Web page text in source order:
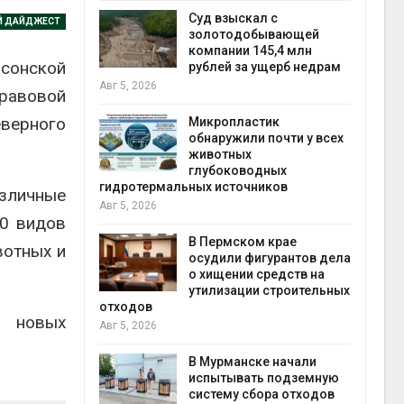
ДАЙДЖЕСТ
видов
и
новых
о
для
Суд взыскал с
золотодобывающей
компании 145,4 млн
рублей за ущерб недрам
Авг 5, 2026
Микропластик
обнаружили почти у всех
животных
глубоководных
гидротермальных источников
Авг 5, 2026
В Пермском крае
осудили фигурантов дела
о хищении средств на
утилизации строительных
отходов
Авг 5, 2026
В Мурманске начали
испытывать подземную
систему сбора отходов